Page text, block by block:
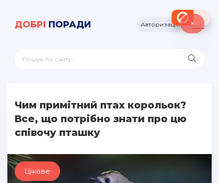
ДОБРІ ПОРАДИ Авторизація
Чим примітний птах корольок?
Все, що потрібно знати про цю
співочу пташку
Цікаве
×